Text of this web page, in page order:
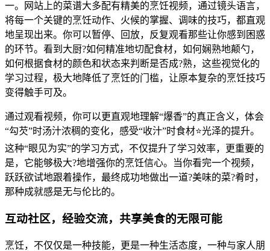
一。网站上的菜谱大多配有精美的烹饪视频，通过镜头语言，
将每一个关键的烹饪动作、火候的掌握、调味的技巧，都直观
地呈现出来。你可以暂停、回放，反复观看那些让你感到困惑
的环节。看到大厨?如何精准地切配食材，如何娴熟地颠勺，
如何根据食材的颜色和状态来判断是否成?熟，这些视觉化的
学习过程，极大地降低了烹饪的门槛，让原本复杂的烹饪技巧
变得触手可及。
通过观看视频，你可以更直观地理解“爆香”的真正含义，体会
“勾芡”时汤汁浓稠的变化，感受“收汁”时食材⭐光泽的提升。
这种“眼见为实”的学习方式，不仅提升了学习效率，更重要的
是，它能够极大?地增强你的烹饪信心。当你看完一个视频，
跃跃欲试地跟着操作，最终成功地做出一道?美味的菜?肴时，
那种成就感是无与伦比的。
互动社区，经验交流，共享美食的无限可能
烹饪，不仅仅是一种技能，更是一种生活态度，一种与家人朋